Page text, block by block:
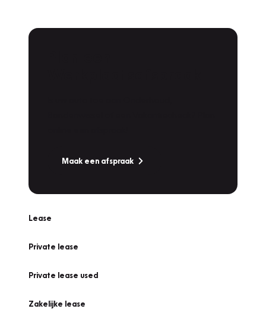
Maak een afspraak
Lease
Private lease
Private lease used
Zakelijke lease